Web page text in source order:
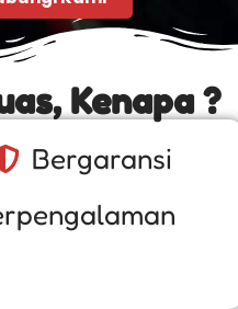
Kenapa ?
Bergaransi